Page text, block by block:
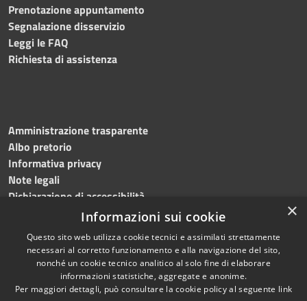
Prenotazione appuntamento
Segnalazione disservizio
Leggi le FAQ
Richiesta di assistenza
Amministrazione trasparente
Albo pretorio
Informativa privacy
Note legali
Dichiarazione di accessibilità
Accessibilità
Privacy
Copyright © 2024, Comune
di Roccarainola
Powered byMunicipium
×
Informazioni sui cookie
Questo sito web utilizza cookie tecnici e assimilati strettamente
necessari al corretto funzionamento e alla navigazione del sito,
nonché un cookie tecnico analitico al solo fine di elaborare
informazioni statistiche, aggregate e anonime.
Per maggiori dettagli, può consultare la cookie policy al seguente link